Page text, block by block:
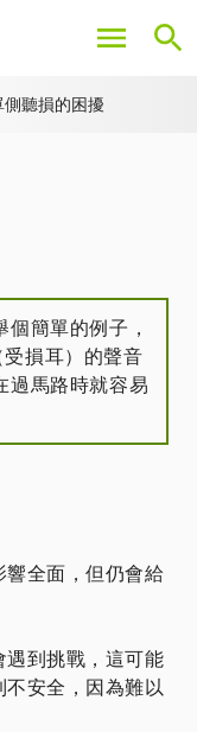
側聽損的困擾
簡單的例子，
損耳）的聲音
過馬路時就容易
響全面，但仍會給
遇到挑戰，這可能
安全，因為難以